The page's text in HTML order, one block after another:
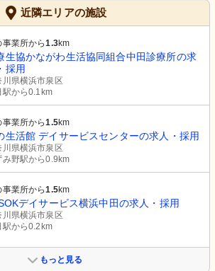
近隣エリアの施設
事業所から1.3km
生協かながわ生活協同組合中田診療所の求
採用
川県横浜市泉区
駅から0.1km
事業所から1.5km
生活館 デイサービスセンターの求人・採用
川県横浜市泉区
み野駅から0.9km
事業所から1.5km
デイサービス横浜中田の求人・採用
川県横浜市泉区
駅から0.2km
もっと見る